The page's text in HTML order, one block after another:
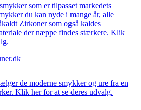
som er tilpasset markedets
du kan nyde i mange år, alle
Zirkoner som også kaldes
der næppe findes stærkere. Klik
de moderne smykker og ure fra en
Klik her for at se deres udvalg.